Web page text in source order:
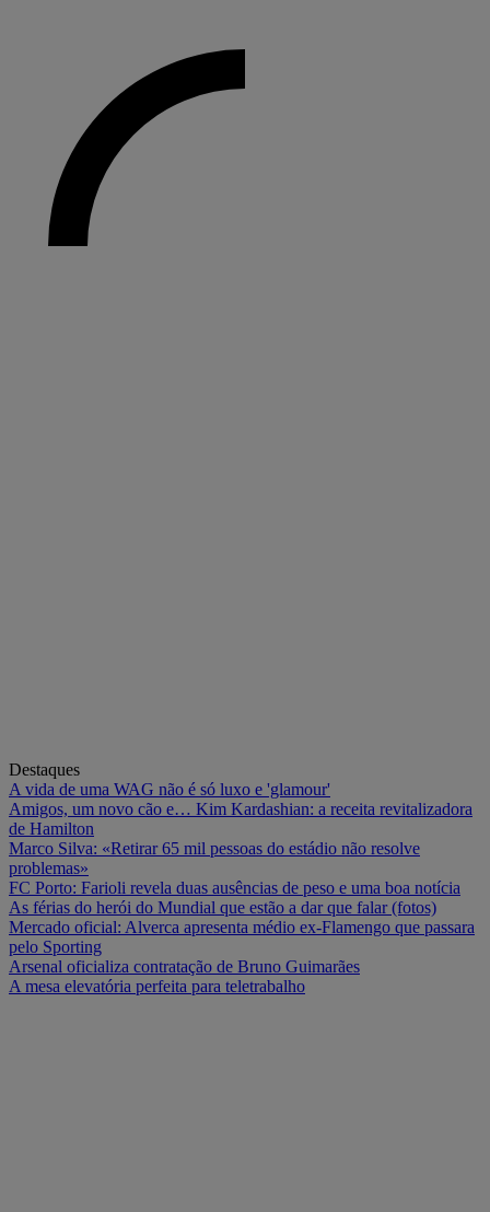
Destaques
A vida de uma WAG não é só luxo e 'glamour'
Amigos, um novo cão e… Kim Kardashian: a receita revitalizadora
de Hamilton
Marco Silva: «Retirar 65 mil pessoas do estádio não resolve
problemas»
FC Porto: Farioli revela duas ausências de peso e uma boa notícia
As férias do herói do Mundial que estão a dar que falar (fotos)
Mercado oficial: Alverca apresenta médio ex-Flamengo que passara
pelo Sporting
Arsenal oficializa contratação de Bruno Guimarães
A mesa elevatória perfeita para teletrabalho